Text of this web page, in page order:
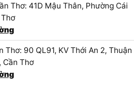
Thơ: 41D Mậu Thân, Phường Cái
Thơ
Thơ: 90 QL91, KV Thới An 2, Thuận
Cần Thơ